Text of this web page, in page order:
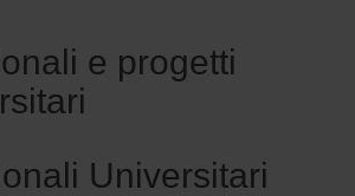
e progetti
Universitari